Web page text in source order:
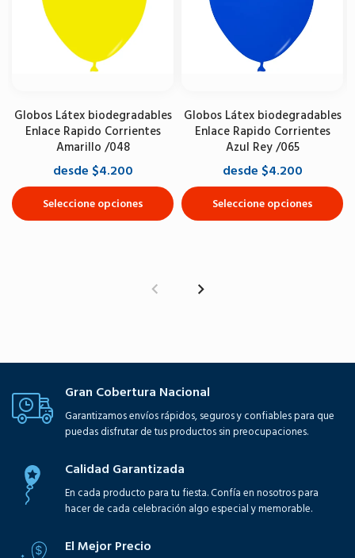
Globos Látex biodegradables
Enlace Rapido Corrientes
Amarillo /048
desde $4.200
Seleccione opciones
Globos Látex biodegradables
Enlace Rapido Corrientes
Azul Rey /065
desde $4.200
Seleccione opciones
Gran Cobertura Nacional
Garantizamos envíos rápidos, seguros y confiables para que
puedas disfrutar de tus productos sin preocupaciones.
Calidad Garantizada
En cada producto para tu fiesta. Confía en nosotros para
hacer de cada celebración algo especial y memorable.
El Mejor Precio